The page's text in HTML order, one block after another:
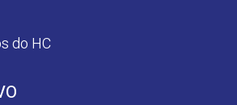
do HC